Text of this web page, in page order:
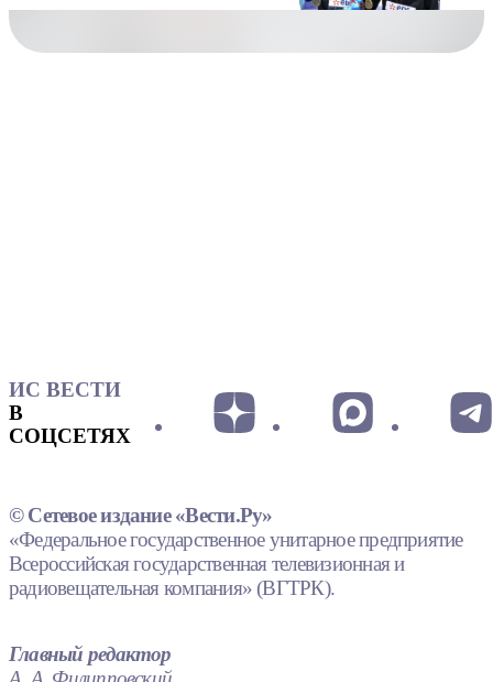
ИС ВЕСТИ
В
СОЦСЕТЯХ
© Сетевое издание «Вести.Ру»
«Федеральное государственное унитарное предприятие
Всероссийская государственная телевизионная и
радиовещательная компания» (ВГТРК).
Главный редактор